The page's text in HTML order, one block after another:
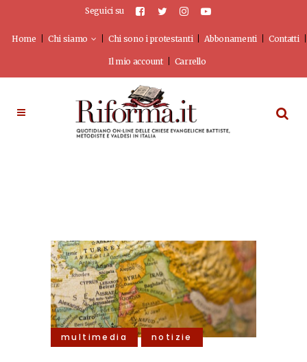
Seguici su
Home Chi siamo Chi sono i protestanti Abbonamenti Contatti
Il mio account Carrello
multimedia notizie